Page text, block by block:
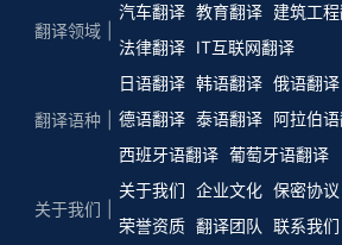
翻译领域
汽车翻译 教育翻译 建筑工
法律翻译
IT互联网翻译
翻译语种
日语翻译 韩语翻译 俄语翻译
德语翻译 泰语翻译 阿拉伯
西班牙语翻译 葡萄牙语翻译
关于我们
关于我们 企业文化 保密协议
荣誉资质 翻译团队
联系我们